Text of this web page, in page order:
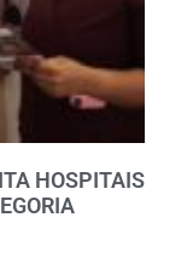
HOSPITAIS